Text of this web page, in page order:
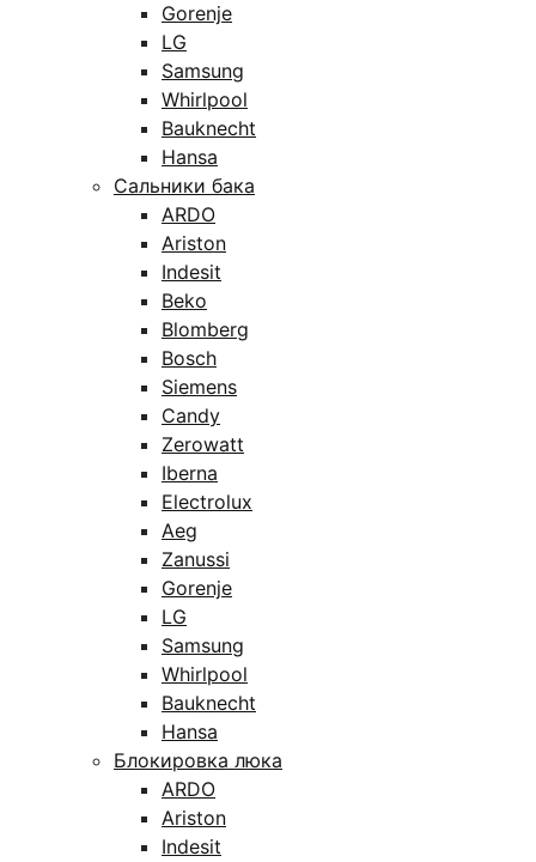
Gorenje
LG
Samsung
Whirlpool
Bauknecht
Hansa
Сальники бака
ARDO
Ariston
Indesit
Beko
Blomberg
Bosch
Siemens
Candy
Zerowatt
Iberna
Electrolux
Aeg
Zanussi
Gorenje
LG
Samsung
Whirlpool
Bauknecht
Hansa
Блокировка люка
ARDO
Ariston
Indesit